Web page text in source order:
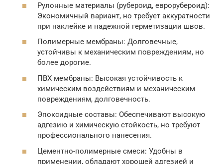
Рулонные материалы (рубероид, еврорубероид):
Экономичный вариант, но требует аккуратности
при наклейке и надежной герметизации швов.
Полимерные мембраны: Долговечные,
устойчивы к механическим повреждениям, но
более дорогие.
ПВХ мембраны: Высокая устойчивость к
химическим воздействиям и механическим
повреждениям, долговечность.
Эпоксидные составы: Обеспечивают высокую
адгезию и химическую стойкость, но требуют
профессионального нанесения.
Цементно-полимерные смеси: Удобны в
применении, обладают хорошей адгезией и